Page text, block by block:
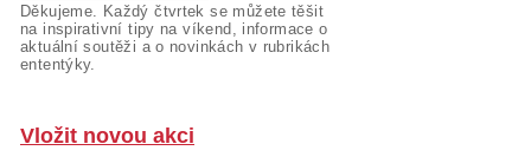
Děkujeme. Každý čtvrtek se můžete těšit
na inspirativní tipy na víkend, informace o
aktuální soutěži a o novinkách v rubrikách
ententýky.
Vložit novou akci